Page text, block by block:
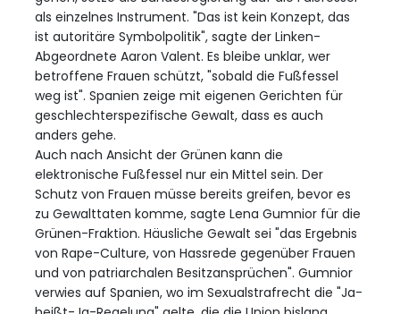
als einzelnes Instrument. "Das ist kein Konzept, das
ist autoritäre Symbolpolitik", sagte der Linken-
Abgeordnete Aaron Valent. Es bleibe unklar, wer
betroffene Frauen schützt, "sobald die Fußfessel
weg ist". Spanien zeige mit eigenen Gerichten für
geschlechterspezifische Gewalt, dass es auch
anders gehe.
Auch nach Ansicht der Grünen kann die
elektronische Fußfessel nur ein Mittel sein. Der
Schutz von Frauen müsse bereits greifen, bevor es
zu Gewalttaten komme, sagte Lena Gumnior für die
Grünen-Fraktion. Häusliche Gewalt sei "das Ergebnis
von Rape-Culture, von Hassrede gegenüber Frauen
und von patriarchalen Besitzansprüchen". Gumnior
verwies auf Spanien, wo im Sexualstrafrecht die "Ja-